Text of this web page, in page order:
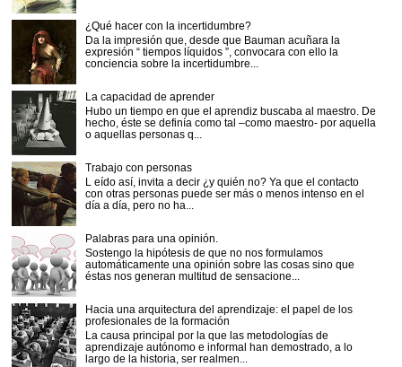
¿Qué hacer con la incertidumbre?
Da la impresión que, desde que Bauman acuñara la
expresión “ tiempos líquidos ”, convocara con ello la
conciencia sobre la incertidumbre...
La capacidad de aprender
Hubo un tiempo en que el aprendiz buscaba al maestro. De
hecho, éste se definía como tal –como maestro- por aquella
o aquellas personas q...
Trabajo con personas
L eído así, invita a decir ¿y quién no? Ya que el contacto
con otras personas puede ser más o menos intenso en el
día a día, pero no ha...
Palabras para una opinión.
Sostengo la hipótesis de que no nos formulamos
automáticamente una opinión sobre las cosas sino que
éstas nos generan multitud de sensacione...
Hacia una arquitectura del aprendizaje: el papel de los
profesionales de la formación
La causa principal por la que las metodologías de
aprendizaje autónomo e informal han demostrado, a lo
largo de la historia, ser realmen...